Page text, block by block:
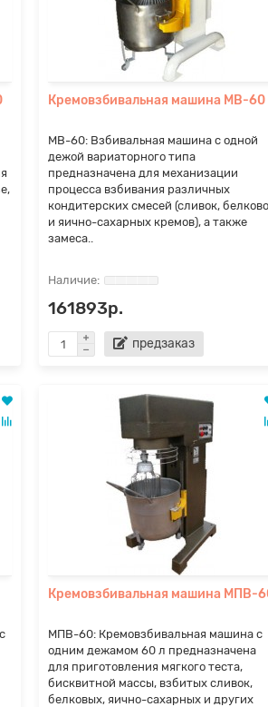
Кремовзбивальная машина МВ-60
МВ-60: Взбивальная машина с одной
дежой вариаторного типа
предназначена для механизации
процесса взбивания различных
кондитерских смесей (сливок,
и яично-сахарных кремов), а также
замеса..
161893р.
предзаказ
Кремовзбивальная машина МПВ-
МПВ-60: Кремовзбивальная машина с
одним дежамом 60 л предназначена
для приготовления мягкого теста,
бисквитной массы, взбитых сливок,
белковых, яично-сахарных и других